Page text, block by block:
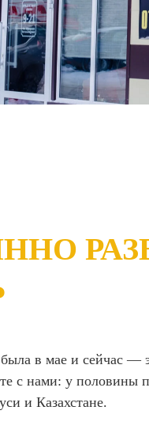
в мае и сейчас
с нами: у половины
и Казахстане.